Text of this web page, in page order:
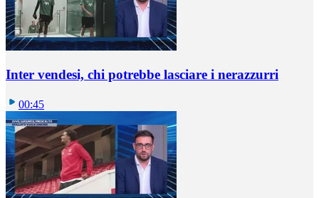
Inter vendesi, chi potrebbe lasciare i nerazzurri
00:45